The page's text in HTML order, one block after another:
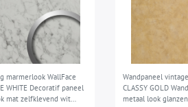
marmerlook WallFace
WHITE Decoratif paneel
mat zelfklevend wit
Wandpaneel
CLASSY GOLD
metaal look